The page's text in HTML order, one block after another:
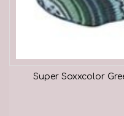
Super Soxxcolor